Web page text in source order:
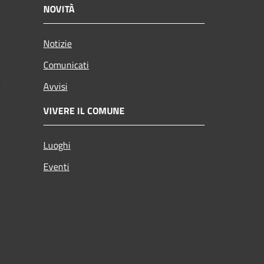
NOVITÀ
Notizie
Comunicati
Avvisi
VIVERE IL COMUNE
Luoghi
Eventi